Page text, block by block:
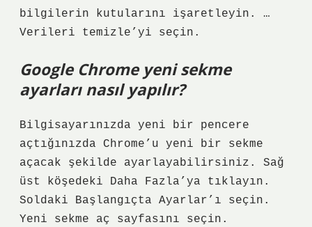
bilgilerin kutularını işaretleyin. …
Verileri temizle’yi seçin.
Google Chrome yeni sekme
ayarları nasıl yapılır?
Bilgisayarınızda yeni bir pencere
açtığınızda Chrome’u yeni bir sekme
açacak şekilde ayarlayabilirsiniz. Sağ
üst köşedeki Daha Fazla’ya tıklayın.
Soldaki Başlangıçta Ayarlar’ı seçin.
Yeni sekme aç sayfasını seçin.